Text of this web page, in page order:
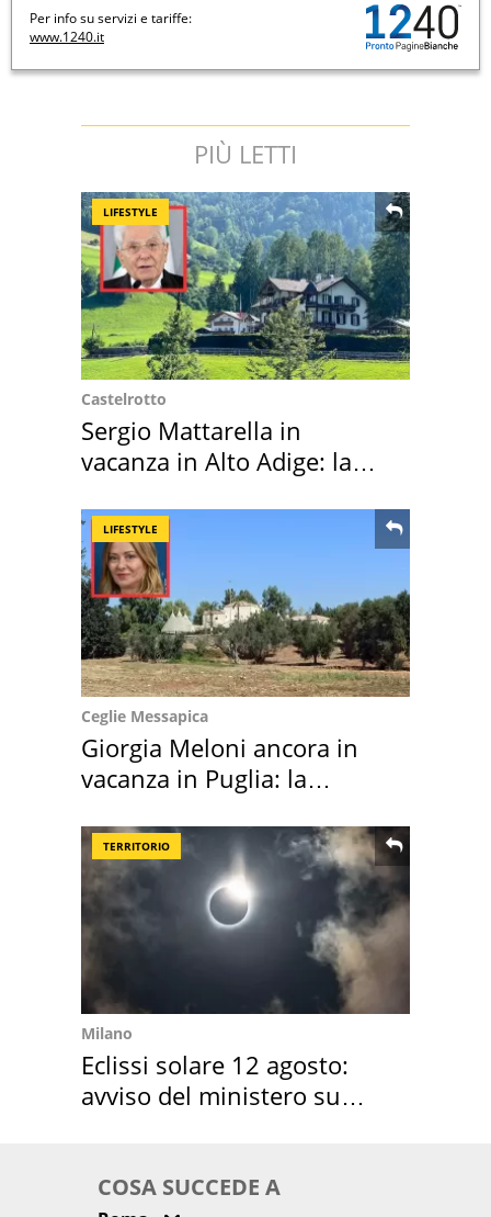
Per info su servizi e tariffe:
www.1240.it
PIÙ LETTI
LIFESTYLE
Castelrotto
Sergio Mattarella in
vacanza in Alto Adige: la
LIFESTYLE
Ceglie Messapica
Giorgia Meloni ancora in
vacanza in Puglia: la
TERRITORIO
Milano
Eclissi solare 12 agosto:
avviso del ministero su